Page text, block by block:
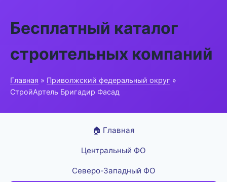
Бесплатный каталог
строительных компаний
Главная » Приволжский федеральный округ »
СтройАртель Бригадир Фасад
🏠 Главная
Центральный ФО
Северо-Западный ФО